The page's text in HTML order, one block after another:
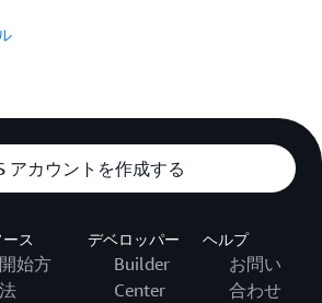
アカウントを作成する
ース
開始方
法
デベロッパー
Builder
Center
ヘルプ
お問い
合わせ